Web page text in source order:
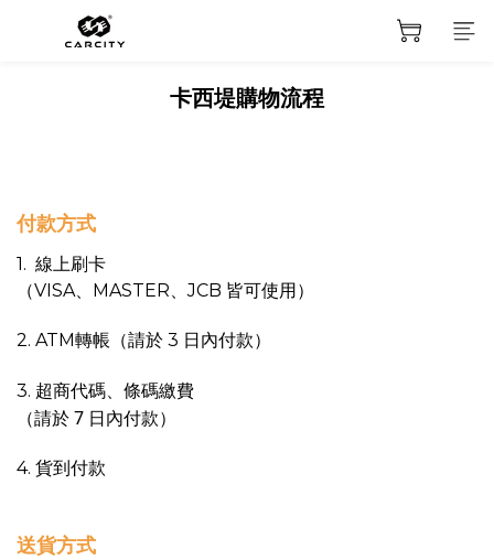
卡西堤購物流程
付款方式
1. 線上刷卡
（VISA、MASTER、JCB 皆可使用）
2. ATM轉帳（請於 3 日內付款）
3. 超商代碼、條碼繳費
（請於 7 日內付款）
4. 貨到付款
送貨方式